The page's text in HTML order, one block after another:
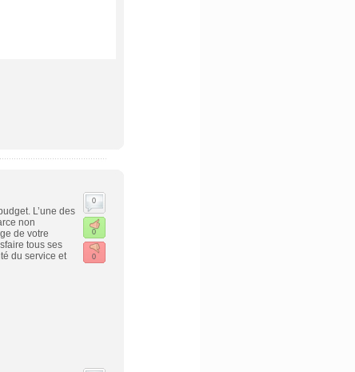
L’une des
non
de votre
tous ses
du service et
0
0
0